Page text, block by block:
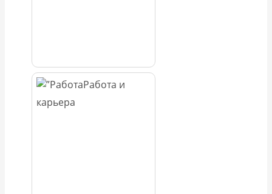
Работа и
карьера